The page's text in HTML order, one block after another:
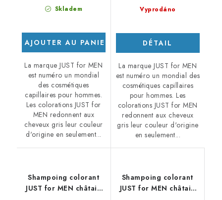
Skladem
AJOUTER AU PANIER
La marque JUST for MEN
est numéro un mondial
des cosmétiques
capillaires pour hommes.
Les colorations JUST for
MEN redonnent aux
cheveux gris leur couleur
d'origine en seulement...
Vyprodáno
DÉTAIL
La marque JUST for MEN
est numéro un mondial des
cosmétiques capillaires
pour hommes. Les
colorations JUST for MEN
redonnent aux cheveux
gris leur couleur d'origine
en seulement...
Shampoing colorant
JUST for MEN châtain
Shampoing colorant
JUST for MEN châtain